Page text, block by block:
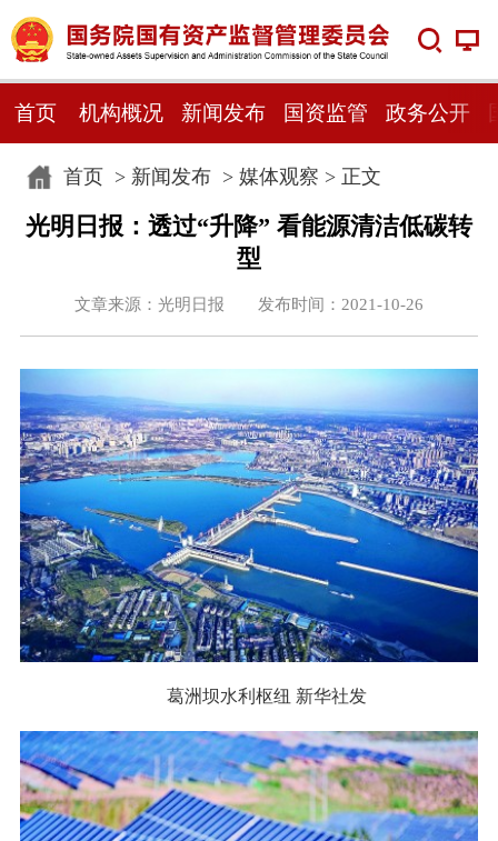
首页 机构概况 新闻发布 国资监管 政务公开
首页> 新闻发布> 媒体观察 > 正文
光明日报：透过“升降” 看能源清洁低碳转
型
文章来源：光明日报 发布时间：2021-10-26
葛洲坝水利枢纽 新华社发